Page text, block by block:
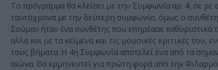
Το πρόγραμμα θα κλείσει με την Συμφωνία αρ. 4, σε
ταυτόχρονα με την δεύτερη συμφωνία, όμως ο
Σούμαν ήταν ένα συνθέτης που επηρέασε καθοριστικά
αλλά και με τα κείμενα και τις μουσικές κριτικές
τους βήματα. Η 4η Συμφωνία αποτελεί ένα από τα
αιώνα. Θα ερμηνευτεί για πρώτη φορά από την